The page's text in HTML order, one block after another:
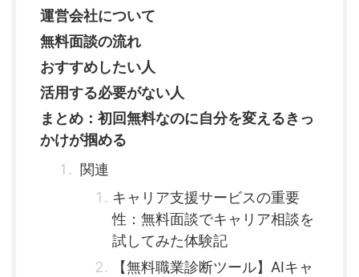
運営会社について
無料面談の流れ
おすすめしたい人
活用する必要がない人
まとめ：初回無料なのに自分を変えるきっ
かけが掴める
関連
キャリア支援サービスの重要
性：無料面談でキャリア相談を
試してみた体験記
【無料職業診断ツール】AIキャ